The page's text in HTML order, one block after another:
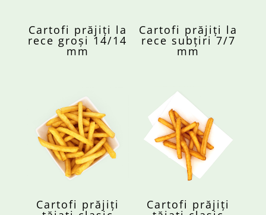
Cartofi prăjiți la
rece groși 14/14
mm
Cartofi prăjiți la
rece subțiri 7/7
mm
Cartofi prăjiți Cartofi prăjiți